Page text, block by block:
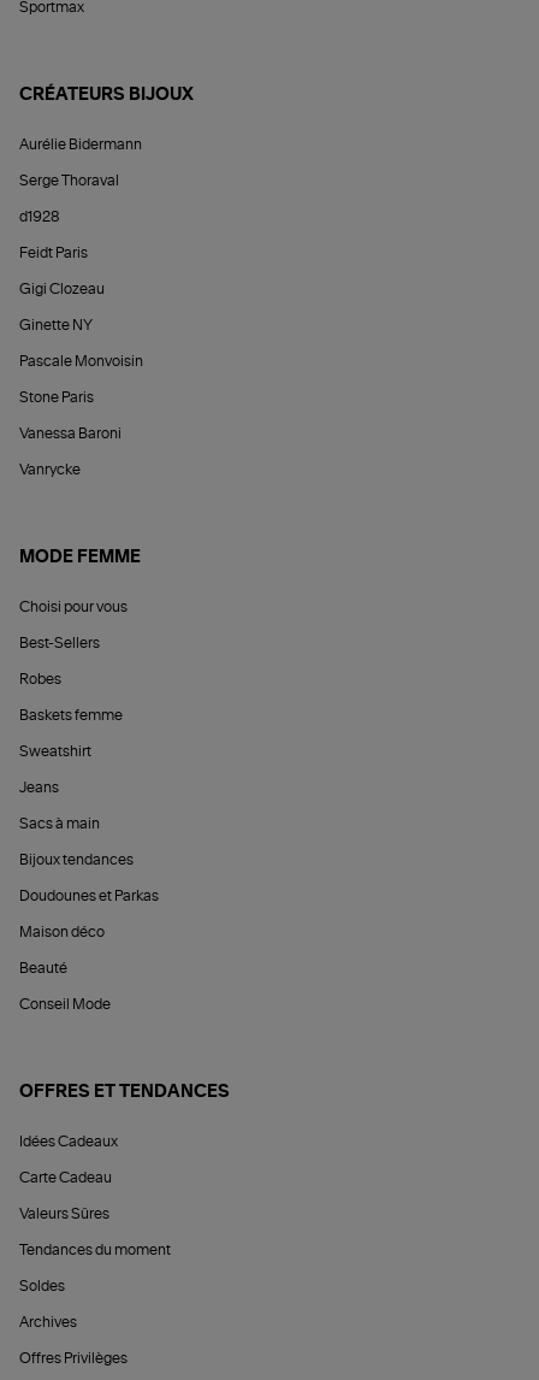
Sportmax
CRÉATEURS BIJOUX
Aurélie Bidermann
Serge Thoraval
d1928
Feidt Paris
Gigi Clozeau
Ginette NY
Pascale Monvoisin
Stone Paris
Vanessa Baroni
Vanrycke
MODE FEMME
Choisi pour vous
Best-Sellers
Robes
Baskets femme
Sweatshirt
Jeans
Sacs à main
Bijoux tendances
Doudounes et Parkas
Maison déco
Beauté
Conseil Mode
OFFRES ET TENDANCES
Idées Cadeaux
Carte Cadeau
Valeurs Sûres
Tendances du moment
Soldes
Archives
Offres Privilèges